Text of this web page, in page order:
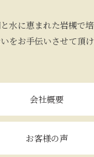
水に恵まれた岩槻で
をお手伝いさせて頂
会社概要
お客様の声